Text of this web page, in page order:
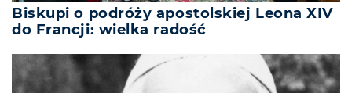
Biskupi o podróży apostolskiej Leona XIV
do Francji: wielka radość